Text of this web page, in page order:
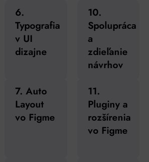
6.
Typografia
v UI
dizajne
7. Auto
Layout
vo Figme
10.
Spolupráca
a
zdieľanie
návrhov
11.
Pluginy a
rozšírenia
vo Figme